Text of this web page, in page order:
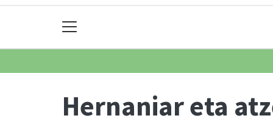
Hernaniar eta